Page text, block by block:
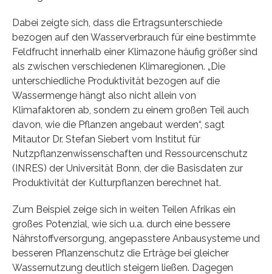
Dabei zeigte sich, dass die Ertragsunterschiede
bezogen auf den Wasserverbrauch für eine bestimmte
Feldfrucht innerhalb einer Klimazone häufig größer sind
als zwischen verschiedenen Klimaregionen. „Die
unterschiedliche Produktivität bezogen auf die
Wassermenge hängt also nicht allein von
Klimafaktoren ab, sondern zu einem großen Teil auch
davon, wie die Pflanzen angebaut werden“, sagt
Mitautor Dr. Stefan Siebert vom Institut für
Nutzpflanzenwissenschaften und Ressourcenschutz
(INRES) der Universität Bonn, der die Basisdaten zur
Produktivität der Kulturpflanzen berechnet hat.
Zum Beispiel zeige sich in weiten Teilen Afrikas ein
großes Potenzial, wie sich u.a. durch eine bessere
Nährstoffversorgung, angepasstere Anbausysteme und
besseren Pflanzenschutz die Erträge bei gleicher
Wassernutzung deutlich steigern ließen. Dagegen